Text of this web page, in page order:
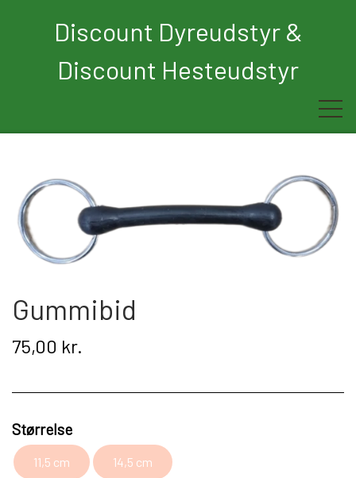
Discount Dyreudstyr &
Discount Hesteudstyr
Rytter
Gavekort
Gummibid
75,00 kr.
Størrelse
11,5 cm 14,5 cm